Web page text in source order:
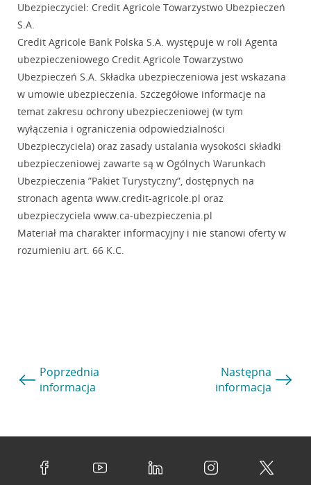
Ubezpieczyciel: Credit Agricole Towarzystwo Ubezpieczeń
S.A.
Credit Agricole Bank Polska S.A. występuje w roli Agenta
ubezpieczeniowego Credit Agricole Towarzystwo
Ubezpieczeń S.A. Składka ubezpieczeniowa jest wskazana
w umowie ubezpieczenia. Szczegółowe informacje na
temat zakresu ochrony ubezpieczeniowej (w tym
wyłączenia i ograniczenia odpowiedzialności
Ubezpieczyciela) oraz zasady ustalania wysokości składki
ubezpieczeniowej zawarte są w Ogólnych Warunkach
Ubezpieczenia ”Pakiet Turystyczny”, dostępnych na
stronach agenta www.credit-agricole.pl oraz
ubezpieczyciela www.ca-ubezpieczenia.pl
Materiał ma charakter informacyjny i nie stanowi oferty w
rozumieniu art. 66 K.C.
Poprzednia
informacja
Następna
informacja